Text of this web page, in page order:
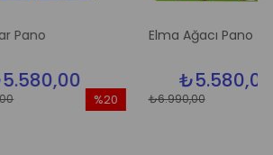
Elma Ağacı Pano
₺5.580,00
₺6.990,00